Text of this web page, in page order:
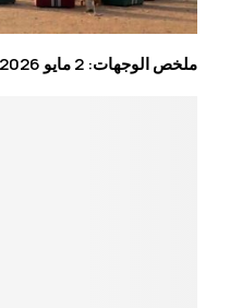
ملخص الوجهات: 2 مايو 2026